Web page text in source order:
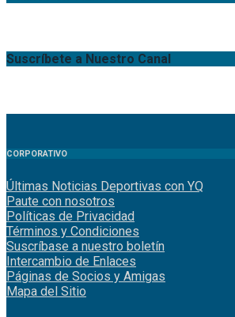
Suscríbete a Nuestro Canal
CORPORATIVO
Últimas Noticias Deportivas con YQ
Paute con nosotros
Políticas de Privacidad
Términos y Condiciones
Suscríbase a nuestro boletín
Intercambio de Enlaces
Páginas de Socios y Amigas
Mapa del Sitio